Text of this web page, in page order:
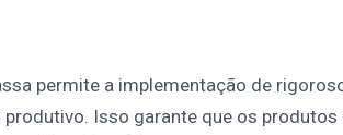
permite a implementação de
Isso garante que os produtos